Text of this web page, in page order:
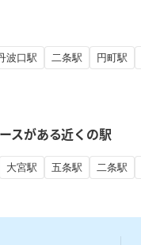
波口駅 二条駅 円町駅
スがある近くの駅
大宮駅 五条駅 二条駅